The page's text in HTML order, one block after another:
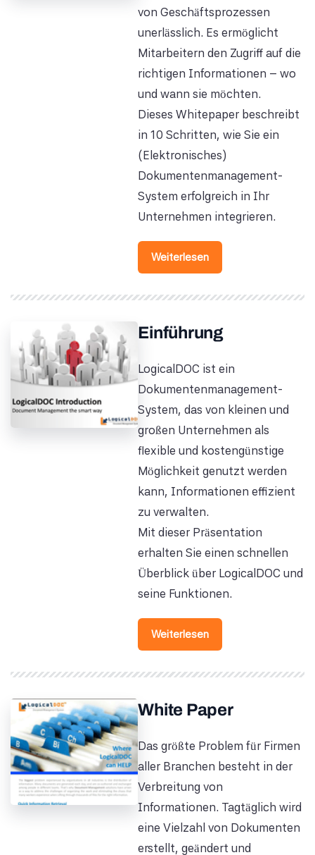
von Geschäftsprozessen
unerlässlich. Es ermöglicht
Mitarbeitern den Zugriff auf die
richtigen Informationen – wo
und wann sie möchten.
Dieses Whitepaper beschreibt
in 10 Schritten, wie Sie ein
(Elektronisches)
Dokumentenmanagement-
System erfolgreich in Ihr
Unternehmen integrieren.
Weiterlesen
Einführung
LogicalDOC ist ein
Dokumentenmanagement-
System, das von kleinen und
großen Unternehmen als
flexible und kostengünstige
Möglichkeit genutzt werden
kann, Informationen effizient
zu verwalten.
Mit dieser Präsentation
erhalten Sie einen schnellen
Überblick über LogicalDOC und
seine Funktionen.
Weiterlesen
White Paper
Das größte Problem für Firmen
aller Branchen besteht in der
Verbreitung von
Informationen. Tagtäglich wird
eine Vielzahl von Dokumenten
erstellt, geändert und